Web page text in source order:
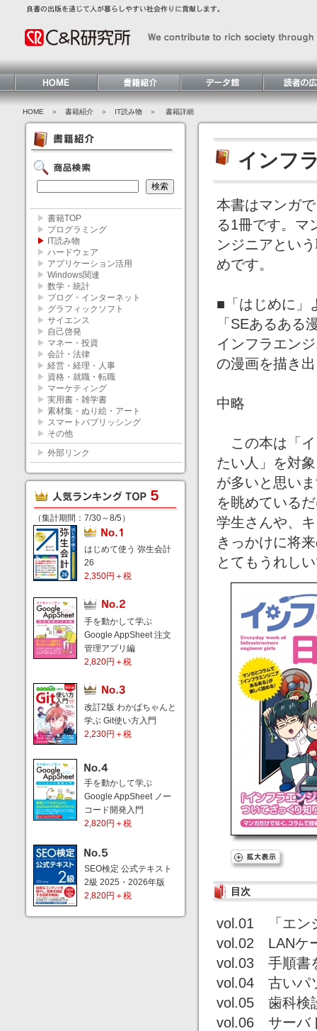
HOME ＞ 書籍紹介 ＞ IT読み物＞ 書籍詳細
▶ 書籍TOP
▶ プログラミング
▶ IT読み物
▶ ハードウェア
▶ アプリケーション活用
▶ Windows関連
▶ 数学・統計
▶ ブログ・インターネット
▶ グラフィックソフト
▶ サイエンス
▶ 自己啓発
▶ マネー・投資
▶ 会計・法律
▶ 経営・経理・人事
▶ 資格・就職・転職
▶ マーケティング
▶ 実用書・雑学書
▶ 素材集・ぬり絵・アート
▶ スマートパブリッシング
▶ その他
▶ 外部リンク
（集計期間：7/30～8/5）
はじめて使う 弥生会計
26
2,350円＋税
手を動かして学ぶ
Google AppSheet 注文
管理アプリ編
2,820円＋税
改訂2版 わかばちゃんと
学ぶ Git使い方入門
2,230円＋税
手を動かして学ぶ
Google AppSheet ノー
コード開発入門
2,820円＋税
SEO検定 公式テキスト
2級 2025・2026年版
2,820円＋税
インフ
本書はマンガ
る1冊です。マ
ンジニアとい
めです。
■「はじめに」
「SEあるある
インフラエン
の漫画を描き
中略
この本は「イ
たい人」を対
が多いと思い
を眺めている
学生さんや、
きっかけに将
とてもうれし
目次
vol.01 「エン
vol.02 LANケ
vol.03 手順書
vol.04 古いパ
vol.05 歯科検
vol.06 サーバ